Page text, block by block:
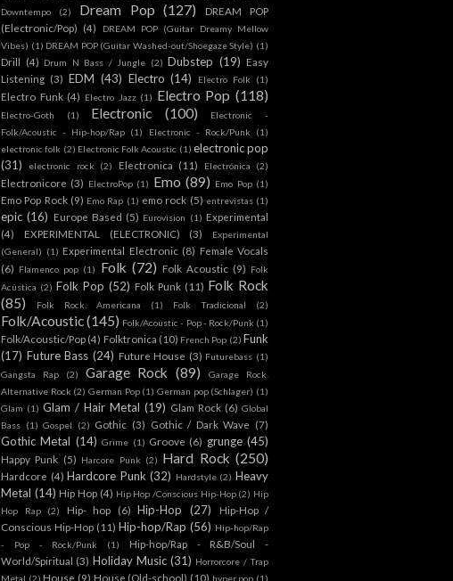
Downtempo (2) Dream Pop (127)
DREAM POP
(Electronic/Pop) (4)
DREAM POP (Guitar Dreamy Mellow
Vibes) (1) DREAM POP (Guitar Washed-out/Shoegaze Style) (1)
Drill (4) Drum N Bass / Jungle (2) Dubstep (19) Easy
Listening (3) EDM (43) Electro (14) Electro Folk (1)
Electro Funk (4) Electro Jazz (1) Electro Pop (118)
Electro-Goth (1) Electronic (100)
Electronic -
Folk/Acoustic - Hip-hop/Rap (1) Electronic - Rock/Punk
(1)
electronic folk (2) Electronic Folk Acoustic (1) electronic pop
(31)
electronic rock (2) Electronica (11) Electrónica (2)
Electronicore (3) ElectroPop (1) Emo (89) Emo Pop (1)
Emo Pop Rock (9) Emo Rap (1) emo rock (5) entrevistas (1)
epic (16) Europe Based (5) Eurovision (1) Experimental
(4)
EXPERIMENTAL (ELECTRONIC) (3)
Experimental
(General) (1) Experimental Electronic (8) Female Vocals
(6) Flamenco pop (1) Folk (72) Folk Acoustic (9) Folk
Acústica (2) Folk Pop (52) Folk Punk (11) Folk Rock
(85)
Folk Rock. Americana (1) Folk Tradicional (2)
Folk/Acoustic(145) Folk/Acoustic - Pop - Rock/Punk (1)
Folk/Acoustic/Pop (4) Folktronica (10) French Pop (2) Funk
(17) Future Bass (24) Future House (3) Futurebass (1)
Gangsta Rap
(2) Garage Rock (89)
Garage Rock.
Alternative Rock (2) German Pop (1) German pop (Schlager) (1)
Glam (1) Glam / Hair Metal (19) Glam Rock (6) Global
Bass (1) Gospel (2) Gothic (3) Gothic / Dark Wave (7)
Gothic Metal (14) Grime (1) Groove (6) grunge (45)
Happy Punk (5) Harcore Punk (2) Hard Rock (250)
Hardcore (4) Hardcore Punk (32) Hardstyle (2) Heavy
Metal (14) Hip Hop (4) Hip Hop /Conscious Hip-Hop (2) Hip
Hop Rap
(2) Hip- hop (6) Hip-Hop (27)
Hip-Hop /
Conscious Hip-Hop (11) Hip-hop/Rap (56) Hip-hop/Rap
- Pop - Rock/Punk
(1)
Hip-hop/Rap - R&B/Soul -
World/Spiritual (3) Holiday Music (31) Horrorcore / Trap
Metal (2) House (9) House (Old-school) (10) hyper pop (1)